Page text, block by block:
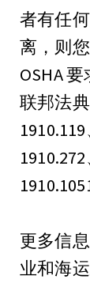
者有任
离，则
OSHA
联邦法典
更多信
业和海